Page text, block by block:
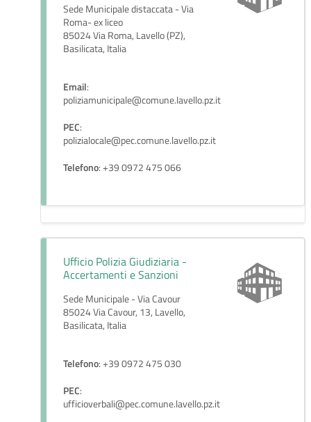
Sede Municipale distaccata - Via
Roma- ex liceo
85024 Via Roma, Lavello (PZ),
Basilicata, Italia
Email:
poliziamunicipale@comune.lavello.pz.it
PEC:
polizialocale@pec.comune.lavello.pz.it
Telefono: +39 0972 475 066
Ufficio Polizia Giudiziaria -
Accertamenti e Sanzioni
Sede Municipale - Via Cavour
85024 Via Cavour, 13, Lavello,
Basilicata, Italia
Telefono: +39 0972 475 030
PEC:
ufficioverbali@pec.comune.lavello.pz.it